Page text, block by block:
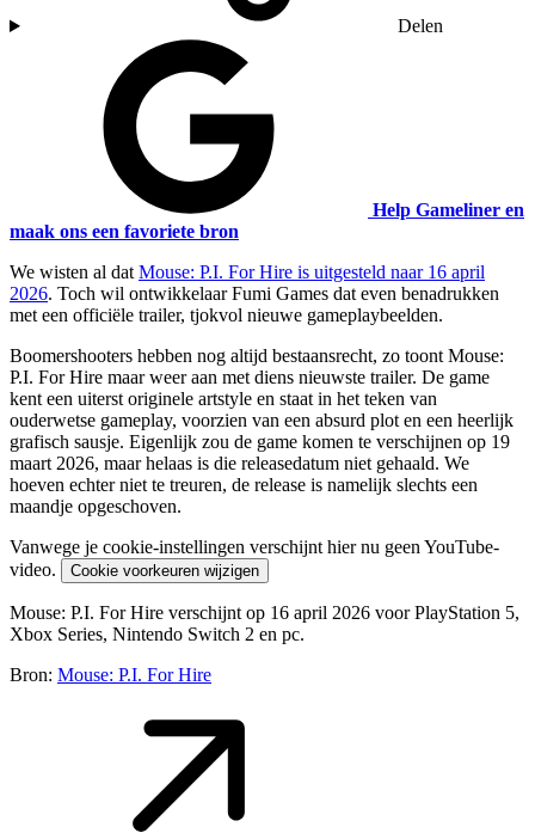
Delen
Help Gameliner en
maak ons een favoriete bron
We wisten al dat Mouse: P.I. For Hire is uitgesteld naar 16 april
2026. Toch wil ontwikkelaar Fumi Games dat even benadrukken
met een officiële trailer, tjokvol nieuwe gameplaybeelden.
Boomershooters hebben nog altijd bestaansrecht, zo toont Mouse:
P.I. For Hire maar weer aan met diens nieuwste trailer. De game
kent een uiterst originele artstyle en staat in het teken van
ouderwetse gameplay, voorzien van een absurd plot en een heerlijk
grafisch sausje. Eigenlijk zou de game komen te verschijnen op 19
maart 2026, maar helaas is die releasedatum niet gehaald. We
hoeven echter niet te treuren, de release is namelijk slechts een
maandje opgeschoven.
Vanwege je cookie-instellingen verschijnt hier nu geen YouTube-
video.
Cookie voorkeuren wijzigen
Mouse: P.I. For Hire verschijnt op 16 april 2026 voor PlayStation 5,
Xbox Series, Nintendo Switch 2 en pc.
Bron: Mouse: P.I. For Hire